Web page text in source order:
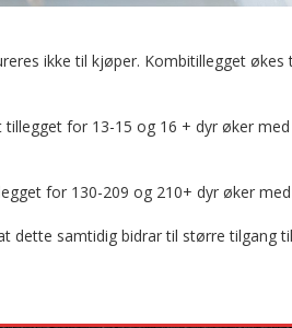
ikke til kjøper. Kombitillegget økes
for 13-15 og 16 + dyr øker med
for 130-209 og 210+ dyr øker
samtidig bidrar til større tilgang